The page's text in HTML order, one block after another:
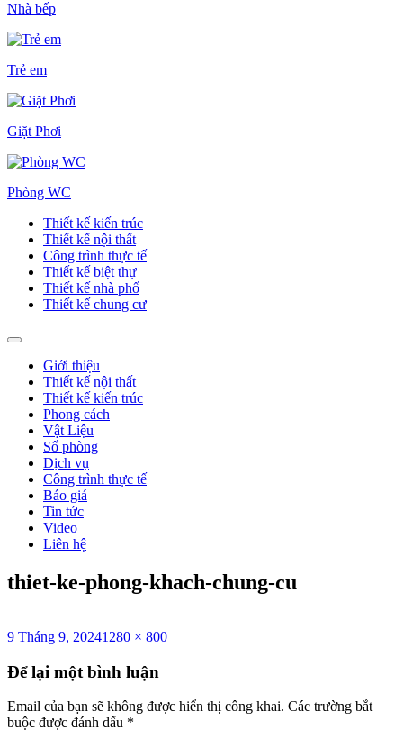
Nhà bếp
Trẻ em
Giặt Phơi
Phòng WC
Thiết kế kiến trúc
Thiết kế nội thất
Công trình thực tế
Thiết kế biệt thự
Thiết kế nhà phố
Thiết kế chung cư
Giới thiệu
Thiết kế nội thất
Thiết kế kiến trúc
Phong cách
Vật Liệu
Số phòng
Dịch vụ
Công trình thực tế
Báo giá
Tin tức
Video
Liên hệ
thiet-ke-phong-khach-chung-cu
Đăng
ngày
9 Tháng 9, 2024Kích
đầy
1280 × 800
Để lại một bình luận
Email của bạn sẽ không được hiển thị công khai. Các trường bắt
buộc được đánh dấu *